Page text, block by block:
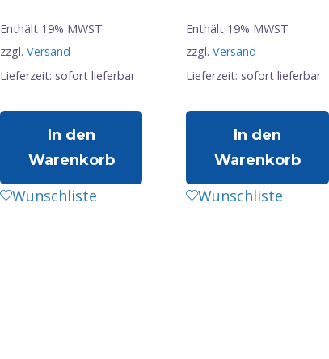
Enthält 19% MWST
zzgl.Versand
Lieferzeit: sofort lieferbar
In den
Warenkorb
Wunschliste
Enthält 19% MWST
zzgl.Versand
Lieferzeit: sofort lieferbar
In den
Warenkorb
Wunschliste